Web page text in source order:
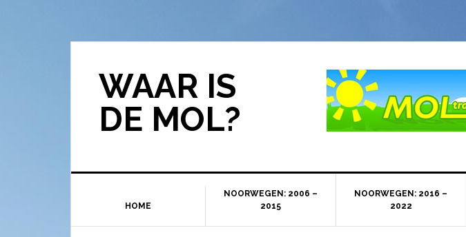
WAAR IS
DE MOL?
HOME
NOORWEGEN: 2006 –
2015
NOORWEGEN: 2016 –
2022